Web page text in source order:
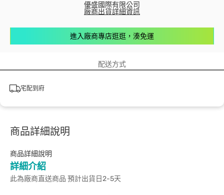
優盛國際有限公司
廠商出貨詳細資訊
進入廠商專店逛逛，湊免運
配送方式
宅配到府
商品詳細說明
商品詳細說明
詳細介紹
此為廠商直送商品 預計出貨日2-5天